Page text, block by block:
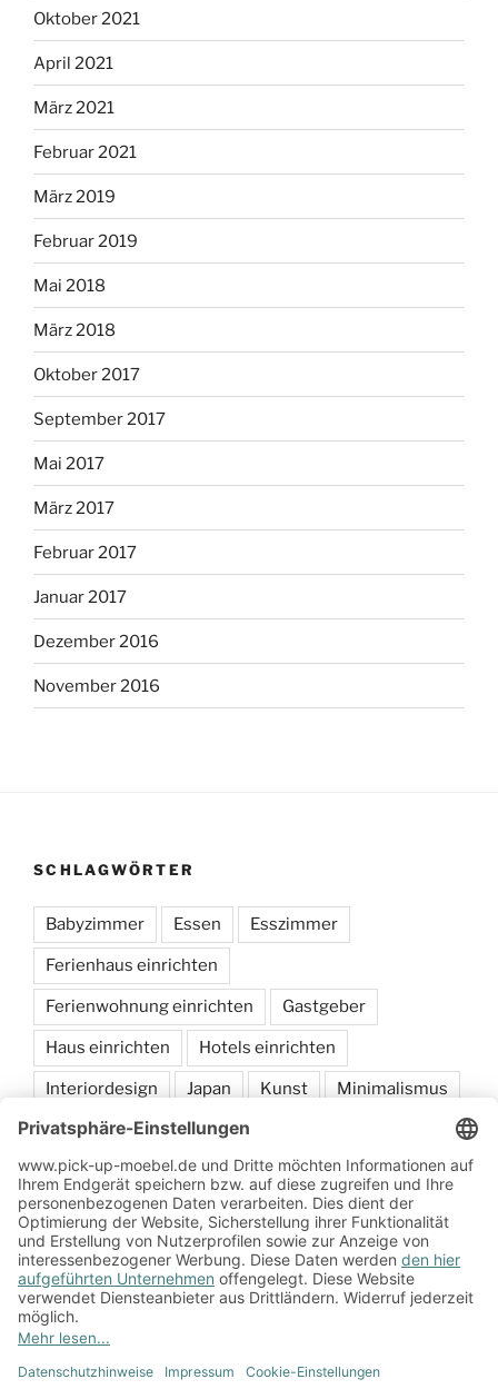
Oktober 2021
April 2021
März 2021
Februar 2021
März 2019
Februar 2019
Mai 2018
März 2018
Oktober 2017
September 2017
Mai 2017
März 2017
Februar 2017
Januar 2017
Dezember 2016
November 2016
SCHLAGWÖRTER
Babyzimmer Essen Esszimmer
Ferienhaus einrichten
Ferienwohnung einrichten Gastgeber
Haus einrichten Hotels einrichten
Interiordesign Japan Kunst Minimalismus
Möbel sammeln Schlafen
Zum Onlineshop
Impressum
Datenschutzerklärung